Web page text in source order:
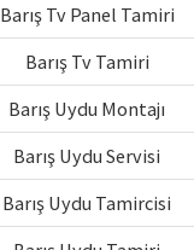
Barış Tv Panel Tamiri
Barış Tv Tamiri
Barış Uydu Montajı
Barış Uydu Servisi
Barış Uydu Tamircisi